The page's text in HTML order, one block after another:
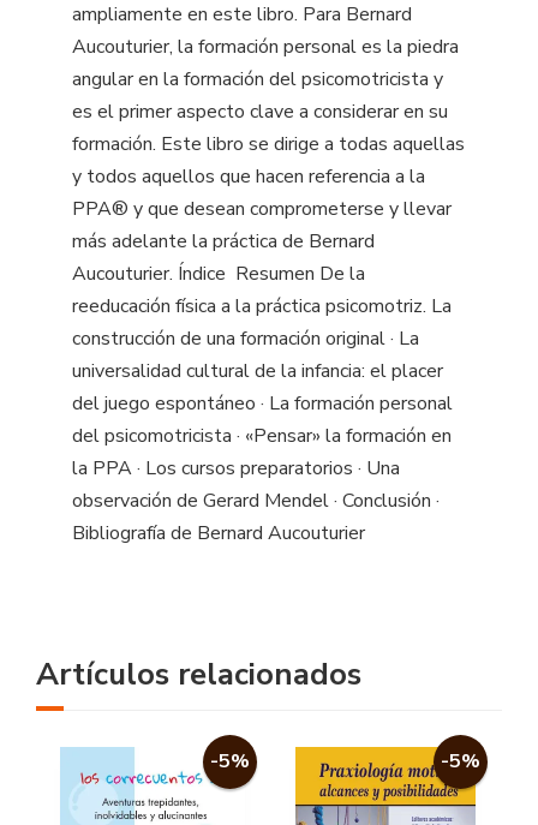
ampliamente en este libro. Para Bernard
Aucouturier, la formación personal es la piedra
angular en la formación del psicomotricista y
es el primer aspecto clave a considerar en su
formación. Este libro se dirige a todas aquellas
y todos aquellos que hacen referencia a la
PPA® y que desean comprometerse y llevar
más adelante la práctica de Bernard
Aucouturier. Índice  Resumen De la
reeducación física a la práctica psicomotriz. La
construcción de una formación original · La
universalidad cultural de la infancia: el placer
del juego espontáneo · La formación personal
del psicomotricista · «Pensar» la formación en
la PPA · Los cursos preparatorios · Una
observación de Gerard Mendel · Conclusión ·
Bibliografía de Bernard Aucouturier
Artículos relacionados
-5% -5%